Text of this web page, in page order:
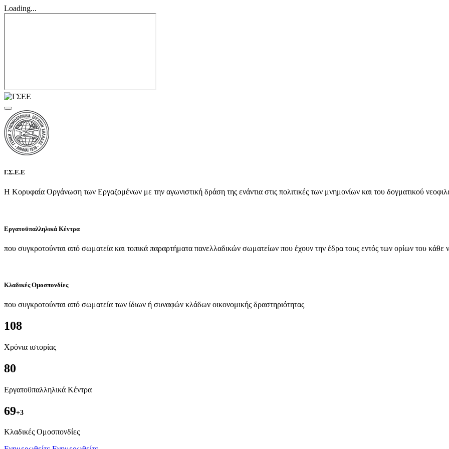
Loading...
Γ.Σ.Ε.Ε
Η Κορυφαία Οργάνωση των Εργαζομένων με την αγωνιστική δράση της ενάντια στις πολιτικές των μνημονίων και του δογματικού
Εργατοϋπαλληλικά Κέντρα
που συγκροτούνται από σωματεία και τοπικά παραρτήματα πανελλαδικών σωματείων που έχουν την έδρα τους εντός των ορίων του κάθε
Κλαδικές Ομοσπονδίες
που συγκροτούνται από σωματεία των ίδιων ή συναφών κλάδων οικονομικής δραστηριότητας
108
Χρόνια ιστορίας
80
Εργατοϋπαλληλικά Κέντρα
69+3
Kλαδικές Ομοσπονδίες